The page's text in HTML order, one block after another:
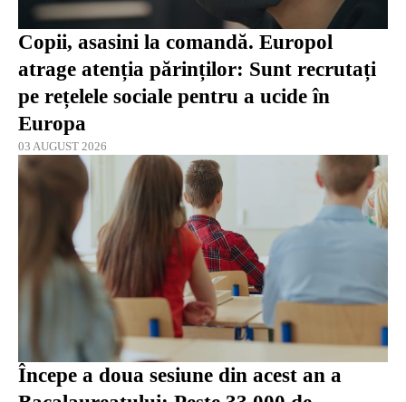
Copii, asasini la comandă. Europol
atrage atenția părinților: Sunt recrutați
pe rețelele sociale pentru a ucide în
Europa
03 AUGUST 2026
Începe a doua sesiune din acest an a